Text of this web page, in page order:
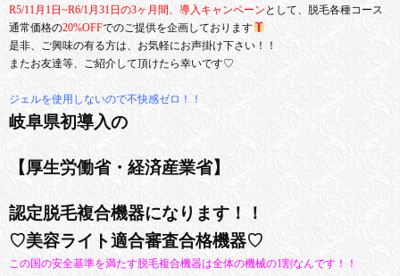
R5/11月1日~R6/1月31日の3ヶ月間、導入キャンペーン として、脱毛各種コース
通常価格の20%OFFでのご提供を企画しております
是非、ご興味の有る方は、お気軽にお声掛け下さい！！
またお友達等、ご紹介して頂けたら幸いです♡
ジェルを使用しないので不快感ゼロ！！
岐阜県初導入の
【厚生労働省・経済産業省】
認定脱毛複合機器になります！！
♡美容ライト適合審査合格機器♡
この国の安全基準を満たす脱毛複合機器は全体の機械の1割なんです！！